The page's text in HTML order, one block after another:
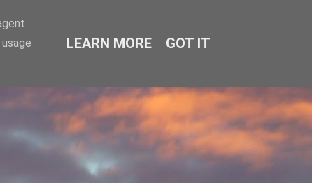
LEARN MORE GOT IT